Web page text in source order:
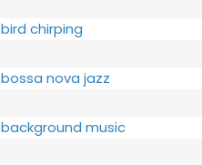
bird chirping
bossa nova jazz
background music